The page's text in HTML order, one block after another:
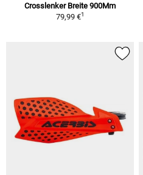
Crosslenker Breite 900Mm
79,99 €1